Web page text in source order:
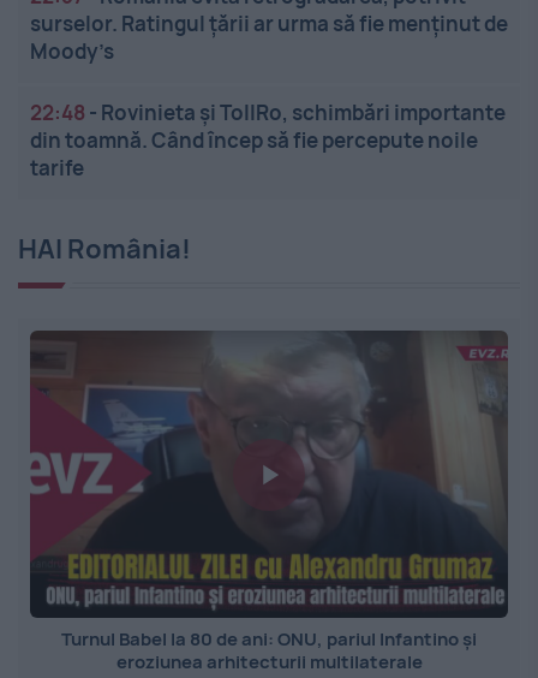
surselor. Ratingul țării ar urma să fie menținut de
Moody’s
22:48 - Rovinieta și TollRo, schimbări importante
din toamnă. Când încep să fie percepute noile
tarife
HAI România!
Turnul Babel la 80 de ani: ONU, pariul Infantino și
eroziunea arhitecturii multilaterale